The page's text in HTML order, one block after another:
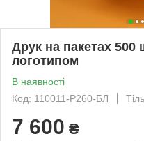
Друк на пакетах 500
логотипом
В наявності
Код: 110011-Р260-БЛ
7 600 ₴